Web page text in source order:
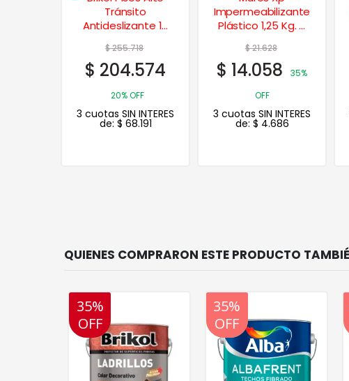
Impermeabilizante
Plástico 1,25 Kg. –
$21.628
$14.058
35%
OFF
3 cuotas SIN INTERES
de: $4.686
Interior-Exterior 4
Lts.
$30.587
$24.470
20%
OFF
3 cuotas SIN INTERES
de:$ 8.157
35%
OFF
20%
OFF
20%
OFF
35%
OFF